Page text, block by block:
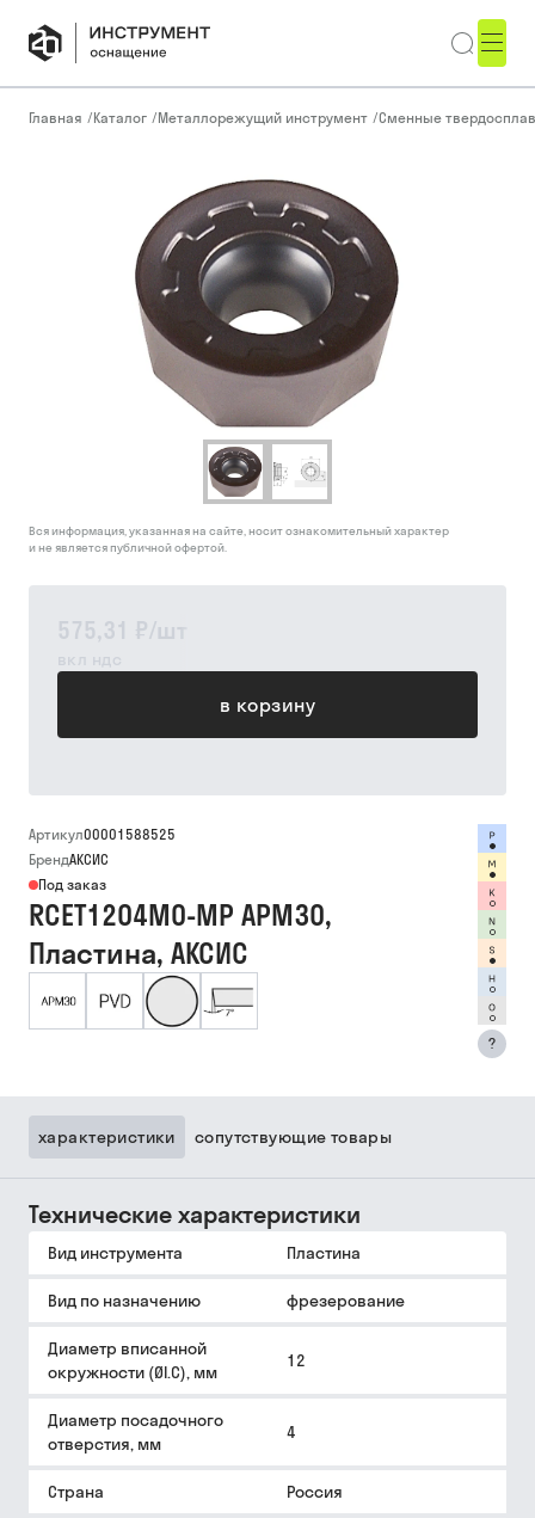
Главная /Каталог /Металлорежущий инструмент /Сменные
575,31 ₽/шт
вкл ндс
в корзину
Вся информация, указанная на сайте, носит ознакомительный характер
и не является публичной офертой.
Артикул00001588525
БрендАКСИС
Под заказ
RCET1204M0-MP APM30,
Пластина, АКСИС
?
характеристики сопутствующие товары
Технические характеристики
Вид инструмента Пластина
Вид по назначению фрезерование
Диаметр вписанной
окружности (ØI.C), мм
12
Диаметр посадочного
отверстия, мм
4
Страна Россия